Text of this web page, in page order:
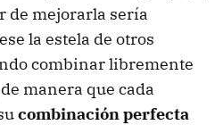
de mejorarla sería
la estela de otros
combinar libremente
manera que cada
combinación perfecta